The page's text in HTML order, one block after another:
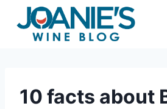
content
10 facts about